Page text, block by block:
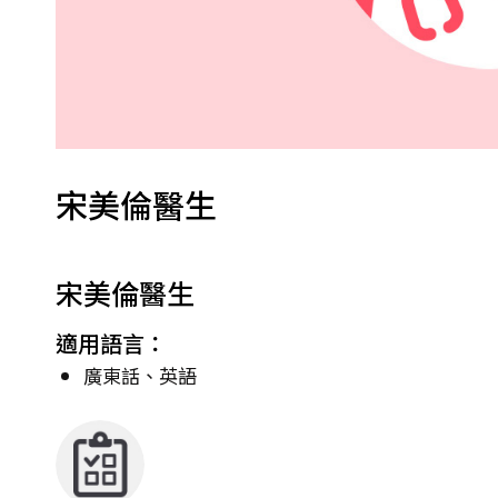
宋美倫醫生
宋美倫醫生
適用語言：
廣東話、英語